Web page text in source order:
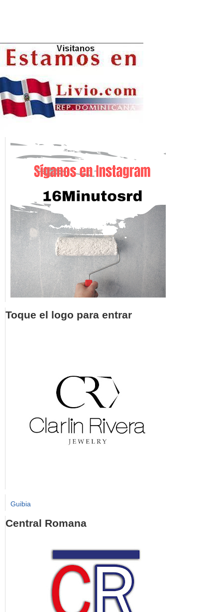
Toque el logo para entrar
Guibia
Central Romana